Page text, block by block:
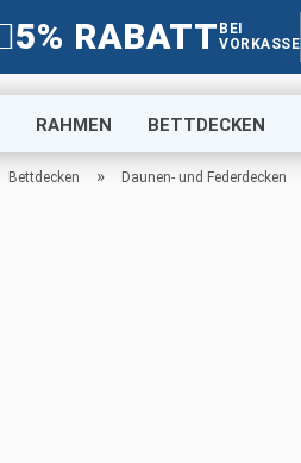
5% RABATTBEI
VORKASSE
RAHMEN BETTDECKEN
Bettdecken » Daunen- und Federdecken